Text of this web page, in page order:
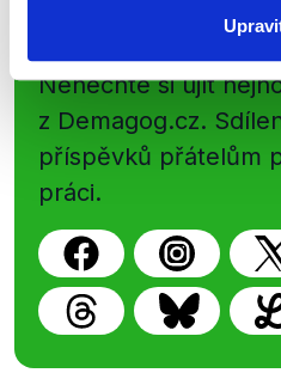
Nenechte si ujít
z Demagog.cz.
příspěvků přátelům
práci.